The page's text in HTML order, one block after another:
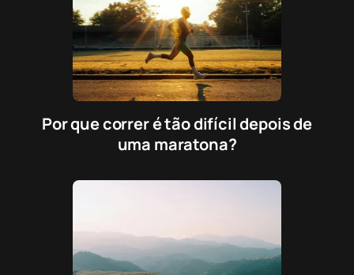
Por que correr é tão difícil depois de
uma maratona?